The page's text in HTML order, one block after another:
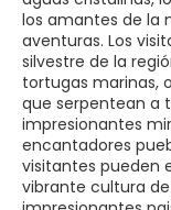
los amantes de la
aventuras. Los
silvestre de la
tortugas marinas,
que serpentean a
impresionantes
encantadores
visitantes pueden
vibrante cultura